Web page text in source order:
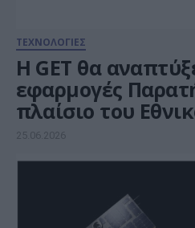
ΤΕΧΝΟΛΟΓΙΕΣ
Η GET θα
εφαρμογές
πλαίσιο του
Προγράμματος
σε συνεργασία
25.06.2026